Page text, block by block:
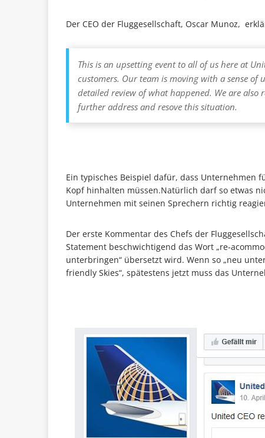
Der CEO der Fluggesellschaft, Oscar Munoz,
This is an upsetting event to all of us here at
customers. Our team is moving with a sense
detailed review of what happened. We are
further address and resove this situation.
Ein typisches Beispiel dafür, dass
Kopf hinhalten müssen.Natürlich darf so etwas
Unternehmen mit seinen Sprechern richtig
Der erste Kommentar des Chefs der
Statement beschwichtigend das Wort „re-
unterbringen“ übersetzt wird. Wenn so „neu
friendly Skies“, spätestens jetzt muss das